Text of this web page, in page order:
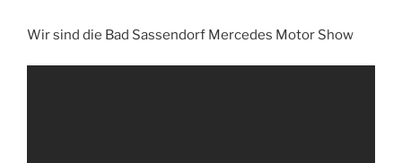
Wir sind die Bad Sassendorf Mercedes Motor Show